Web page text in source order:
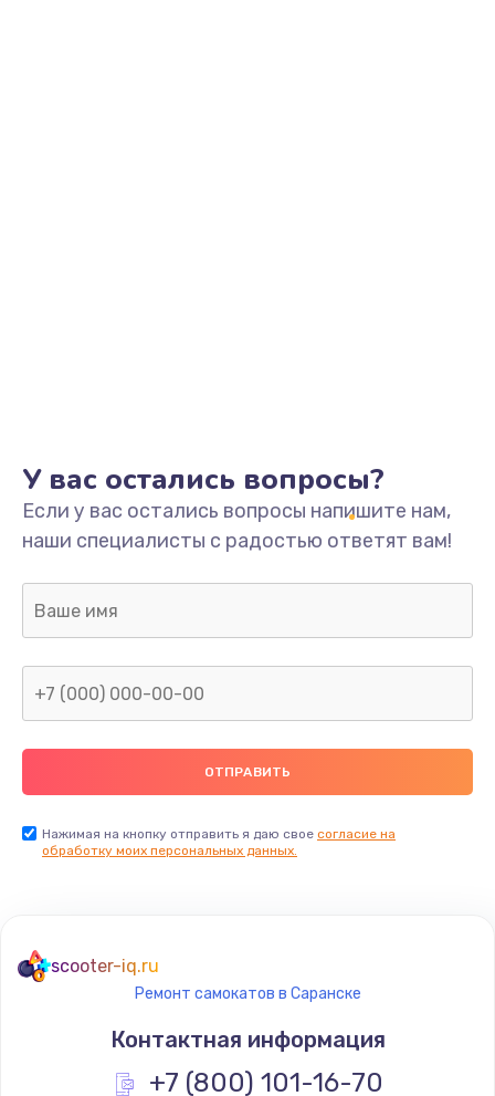
У вас остались вопросы?
Если у вас остались вопросы напишите нам,
наши специалисты с радостью ответят вам!
Нажимая на кнопку отправить я даю свое согласие на
обработку моих персональных данных.
scooter-iq.ru
Ремонт самокатов в Саранске
Контактная информация
+7 (800) 101-16-70